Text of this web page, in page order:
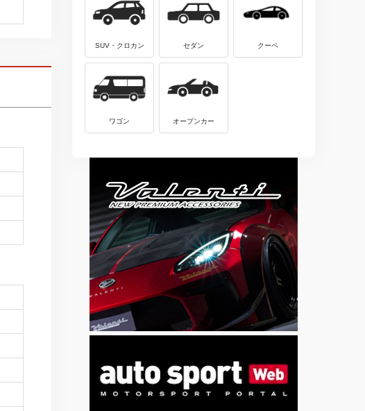
SUV・クロカン セダン クーペ
ワゴン オープンカー